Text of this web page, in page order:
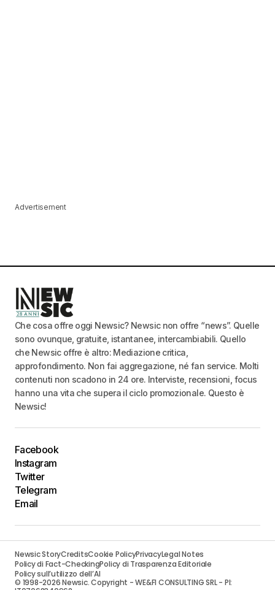
Advertisement
Che cosa offre oggi Newsic? Newsic non offre “news”. Quelle
sono ovunque, gratuite, istantanee, intercambiabili. Quello
che Newsic offre è altro: Mediazione critica,
approfondimento. Non fai aggregazione, né fan service. Molti
contenuti non scadono in 24 ore. Interviste, recensioni, focus
hanno una vita che supera il ciclo promozionale. Questo è
Newsic!
Facebook
Instagram
Twitter
Telegram
Email
Newsic StoryCreditsCookie PolicyPrivacyLegal Notes
Policy di Fact-CheckingPolicy di Trasparenza Editoriale
Policy sull’utilizzo dell’AI
© 1998-2026 Newsic. Copyright - WE&FI CONSULTING SRL - PI: